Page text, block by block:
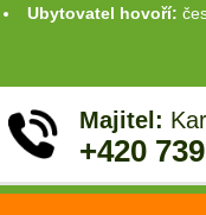
Ubytovatel hovoří:
Majitel:
+420 739